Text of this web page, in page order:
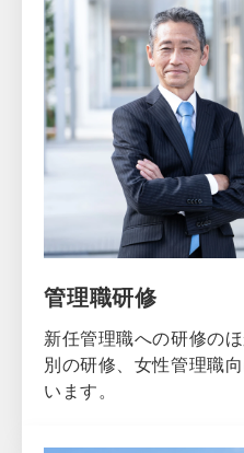
管理職研修
新任管理職への研修の
別の研修、女性管理職
います。